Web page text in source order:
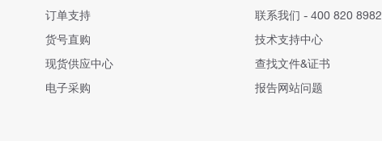
订单支持
货号直购
现货供应中心
电子采购
联系我们 - 400 820 8982
技术支持中心
查找文件&证书
报告网站问题